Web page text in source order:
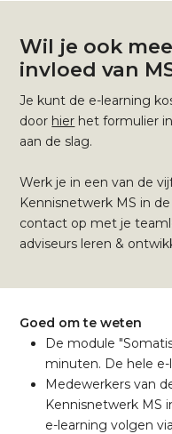
Wil je ook
invloed van
Je kunt de e-learning
door hier het formulier
aan de slag.
Werk je in een van de
Kennisnetwerk MS in
contact op met je
adviseurs leren &
Goed om te weten
De module
minuten. De hele
Medewerkers van
Kennisnetwerk MS
e-learning volgen